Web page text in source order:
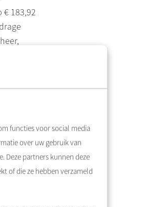
functies voor social media
over uw gebruik van
Deze partners kunnen deze
of die ze hebben verzameld
183,92
15
van